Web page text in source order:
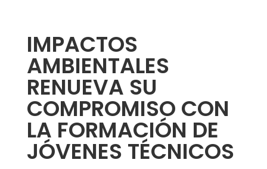
IMPACTOS
AMBIENTALES
RENUEVA SU
COMPROMISO CON
LA FORMACIÓN DE
JÓVENES TÉCNICOS